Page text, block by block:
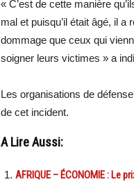
« C’est de cette manière
mal et puisqu’il était âgé, il a
dommage que ceux qui
soigner leurs victimes » a
Les organisations de
de cet incident.
A Lire Aussi:
AFRIQUE – ÉCONOMIE : Le